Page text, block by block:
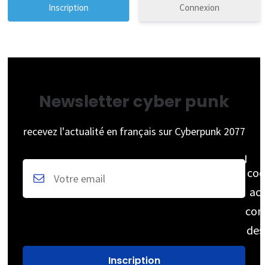
Connexion
Newsletter cyber punk
recevez l'actualité en français sur Cyberpunk 2077
des